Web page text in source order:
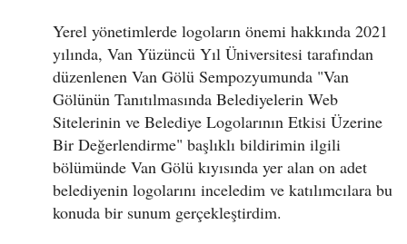
Yerel yönetimlerde logoların önemi hakkında 2021
yılında, Van Yüzüncü Yıl Üniversitesi tarafından
düzenlenen Van Gölü Sempozyumunda "Van
Gölünün Tanıtılmasında Belediyelerin Web
Sitelerinin ve Belediye Logolarının Etkisi Üzerine
Bir Değerlendirme" başlıklı bildirimin ilgili
bölümünde Van Gölü kıyısında yer alan on adet
belediyenin logolarını inceledim ve katılımcılara bu
konuda bir sunum gerçekleştirdim.